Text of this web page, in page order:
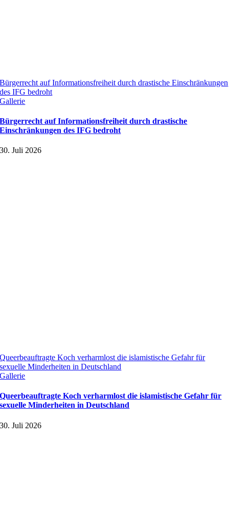
Bürgerrecht auf Informationsfreiheit durch drastische Einschränkungen
des IFG bedroht
Gallerie
Bürgerrecht auf Informationsfreiheit durch drastische
Einschränkungen des IFG bedroht
30. Juli 2026
Queerbeauftragte Koch verharmlost die islamistische Gefahr für
sexuelle Minderheiten in Deutschland
Gallerie
Queerbeauftragte Koch verharmlost die islamistische Gefahr für
sexuelle Minderheiten in Deutschland
30. Juli 2026